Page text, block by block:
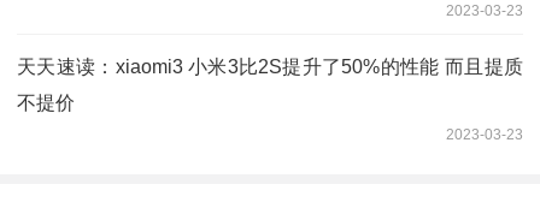
2023-03-23
天天速读：xiaomi3 小米3比2S提升了50%的性能 而且提质
不提价
2023-03-23